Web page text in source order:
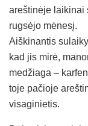
areštinėje laikinai
rugsėjo mėnesį.
Aiškinantis
kad jis mirė,
medžiaga –
toje pačioje
visaginietis.